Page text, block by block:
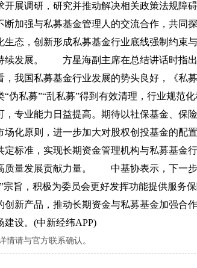
展调研，研究并推动解决相关政策法规障
加强与私募基金管理人的交流合作，共同
态，创新形成私募基金行业底线强制约束
续发展。 方星海副主席在总结讲话时指
我国私募基金行业发展的势头良好，《私
伪私募”“乱私募”得到有效清理，行业规范
专业能力日益提高。期待以社保基金、保
化原则，进一步加大对股权创投基金的配
标准，实现长期资金管理机构与私募基金
质量发展贡献力量。 中基协表示，下一
旨，积极为委员会更好发挥功能提供服务
新产品，推动长期资金与私募基金加强合
建设。(中新经纬APP)
情请与官方联系确认。